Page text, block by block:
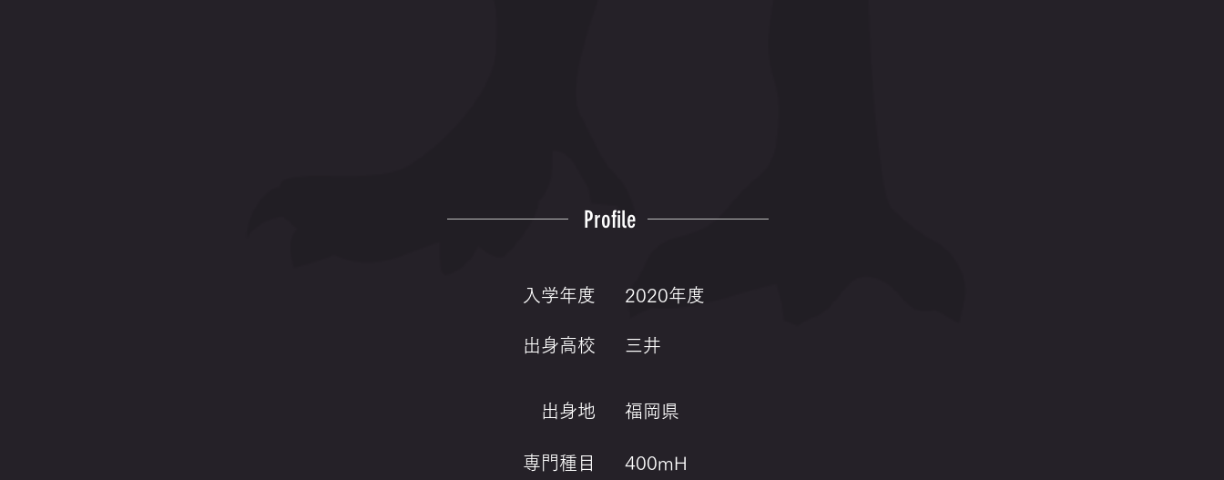
Profile
入学年度
出身高校
2020年度
三井
出身地
専門種目
福岡県
400mH